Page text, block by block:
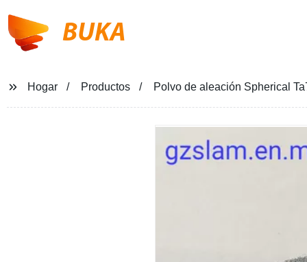
BUKA
Hogar Productos Polvo de aleación Spherical